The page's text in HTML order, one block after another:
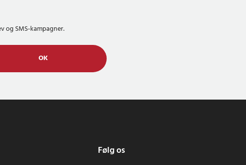
og SMS-kampagner.
OK
Følg os